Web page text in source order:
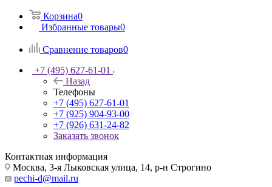
Корзина0
Избранные товары0
Сравнение товаров0
+7 (495) 627-61-01
Назад
Телефоны
+7 (495) 627-61-01
+7 (925) 904-93-00
+7 (926) 631-24-82
Заказать звонок
Контактная информация
Москва, 3-я Лыковская улица, 14, р-н Строгино
pechi-d@mail.ru